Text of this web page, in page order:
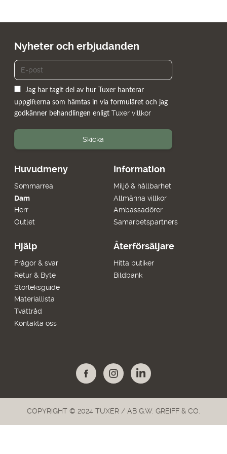
Huvudmeny
Sommarrea
Dam
Herr
Outlet
Information
Miljö & hållbarhet
Allmänna villkor
Ambassadörer
Samarbetspartners
Hjälp
Frågor & svar
Retur & Byte
Storleksguide
Materiallista
Tvättråd
Kontakta oss
Återförsäljare
Hitta butiker
Bildbank
Nyheter och erbjudanden
Jag har tagit del av hur Tuxer hanterar
uppgifterna som hämtas in via formuläret och jag
godkänner behandlingen enligt Tuxer villkor
Skicka
COPYRIGHT © 2024 TUXER / AB G.W. GREIFF & CO.